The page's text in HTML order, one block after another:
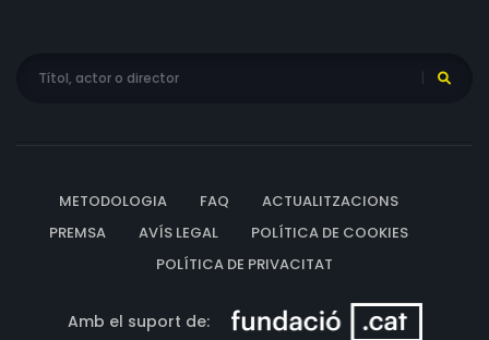
METODOLOGIA FAQ
ACTUALITZACIONS
PREMSA
AVÍS LEGAL
POLÍTICA DE COOKIES
POLÍTICA DE PRIVACITAT
Amb el suport de: